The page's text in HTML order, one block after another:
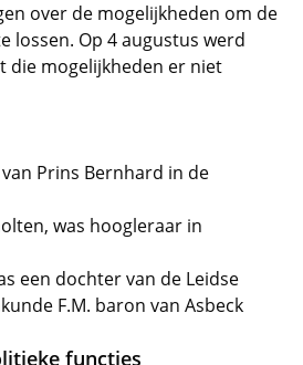
over de mogelijkheden om de
lossen. Op 4 augustus werd
die mogelijkheden er niet
Prins Bernhard in de
was hoogleraar in
een dochter van de Leidse
F.M. baron van Asbeck
functies